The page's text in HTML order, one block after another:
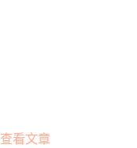
查看文章